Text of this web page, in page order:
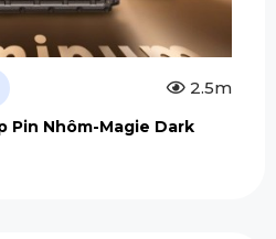
2.5m
Pin Nhôm-Magie Dark